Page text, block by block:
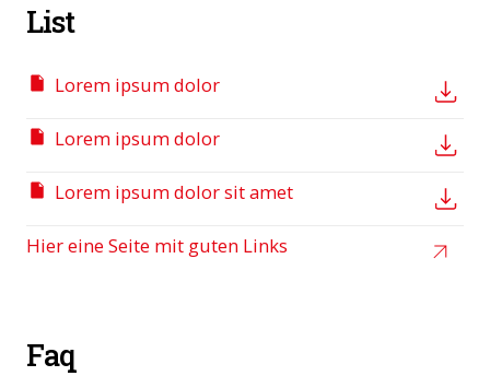
List
Lorem ipsum dolor
Lorem ipsum dolor
Lorem ipsum dolor sit amet
Hier eine Seite mit guten Links
Faq